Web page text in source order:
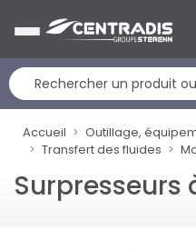
Accueil
Outillage,
Transfert des fluides
Surpresseurs